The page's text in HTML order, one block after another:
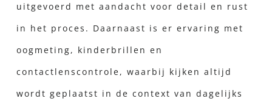
uitgevoerd met aandacht voor detail en rust
in het proces. Daarnaast is er ervaring met
oogmeting, kinderbrillen en
contactlenscontrole, waarbij kijken altijd
wordt geplaatst in de context van dagelijks